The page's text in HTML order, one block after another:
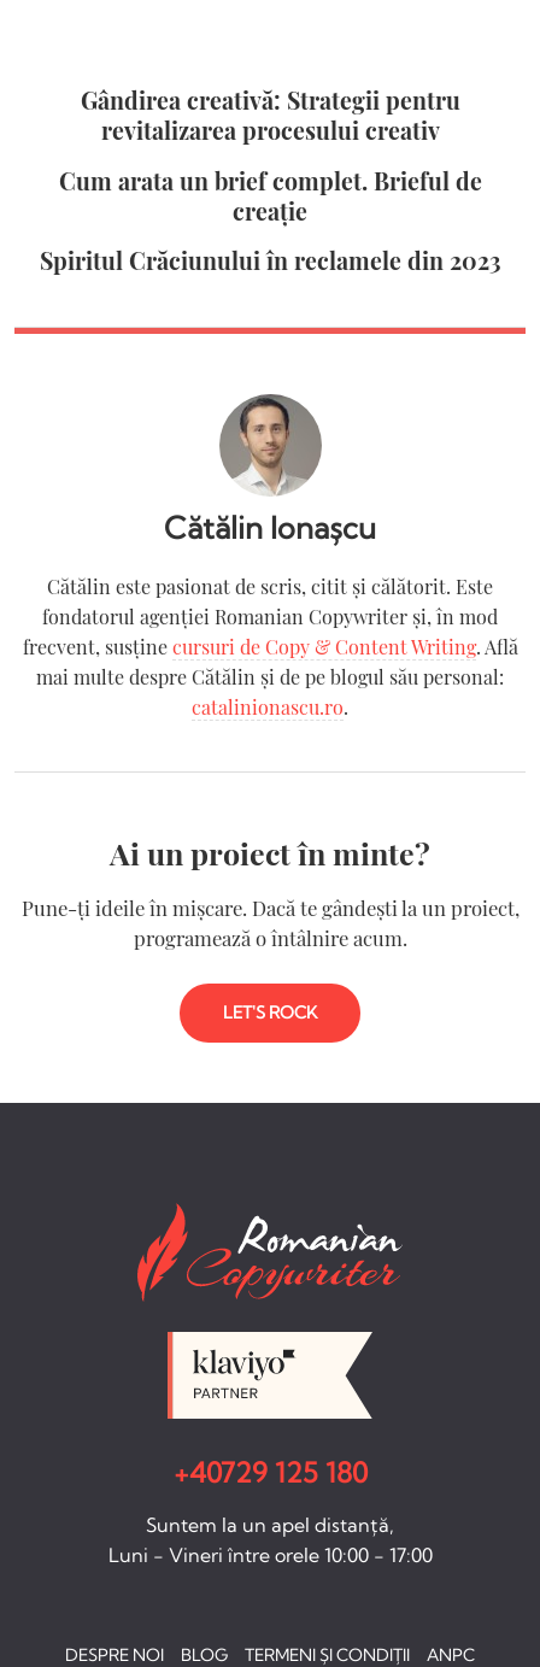
Gândirea creativă: Strategii pentru
revitalizarea procesului creativ
Cum arata un brief complet. Brieful de
creație
Spiritul Crăciunului în reclamele din 2023
Cătălin Ionașcu
Cătălin este pasionat de scris, citit și călătorit. Este
fondatorul agenției Romanian Copywriter şi, în mod
frecvent, susținecursuri de Copy & Content Writing. Află
mai multe despre Cătălin și de pe blogul său personal:
catalinionascu.ro.
Ai un proiect în minte?
Pune-ți ideile în mișcare. Dacă te gândești la un proiect,
programează o întâlnire acum.
LET'S ROCK
+40729 125 180
Suntem la un apel distanță,
Luni - Vineri între orele 10:00 - 17:00
DESPRE NOI BLOG TERMENI ȘI CONDIȚII ANPC